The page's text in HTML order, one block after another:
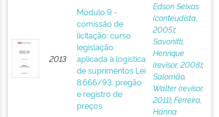
2013
Módulo 9 -
comissão de
licitação: curso
legislação
aplicada à logística
de suprimentos Lei
8.666/93, pregão
e registro de
preços
Edson Seixas
(conteudista,
2005);
Savonitti,
Henrique
(revisor, 2008);
Salomão,
Walter (revisor,
2011);Ferreira,
Hanna